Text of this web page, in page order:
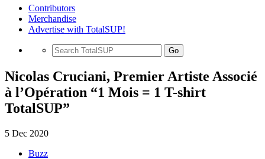
Contributors
Merchandise
Advertise with TotalSUP!
Go
Nicolas Cruciani, Premier Artiste Associé
à l’Opération “1 Mois = 1 T-shirt
TotalSUP”
5 Dec 2020
Buzz